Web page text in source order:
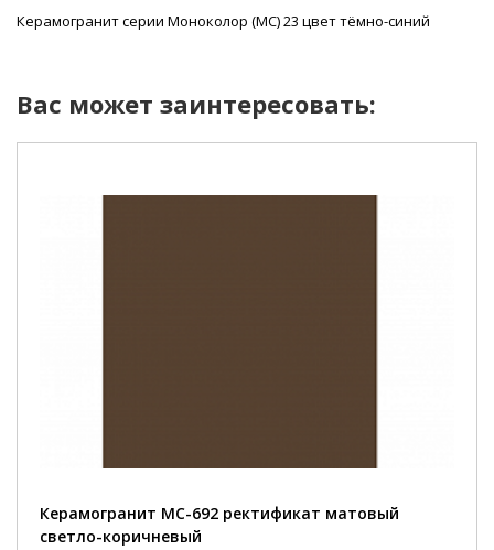
Керамогранит серии Моноколор (MC) 23 цвет тёмно-синий
Вас может заинтересовать:
Керамогранит MC-692 ректификат матовый
светло-коричневый